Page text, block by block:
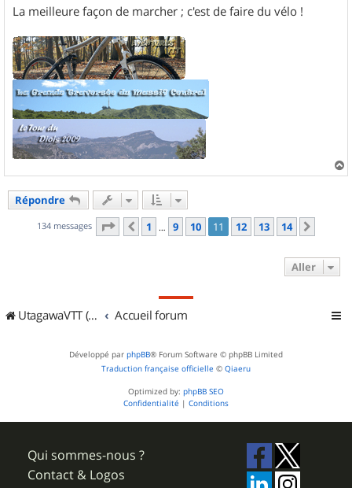
La meilleure façon de marcher ; c'est de faire du vélo !
a
Répondre
134 messages Page 11 sur14
Précédent
1 … 9 10 11 12 13 14
Aller
UtagawaVTT (Randos VTT et VTTAE avec traces GPS) Accueil forum
Développé par phpBB® Forum Software © phpBB Limited
Traduction française officielle © Qiaeru
Optimized by: phpBB SEO
Confidentialité | Conditions
Qui sommes-nous ?
Contact & Logos